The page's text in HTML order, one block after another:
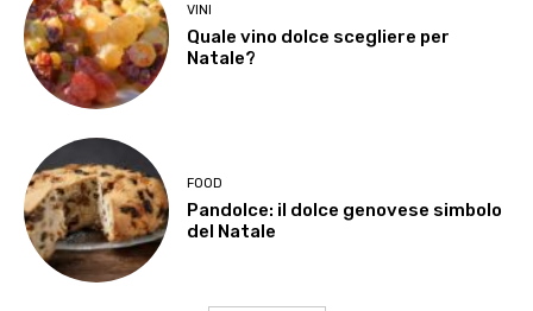
VINI
Quale vino dolce scegliere per
Natale?
FOOD
Pandolce: il dolce genovese simbolo
del Natale